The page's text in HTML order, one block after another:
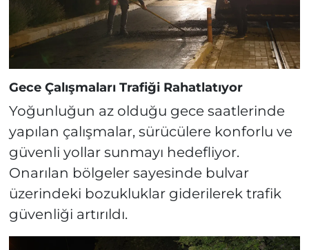
Gece Çalışmaları Trafiği Rahatlatıyor
Yoğunluğun az olduğu gece saatlerinde
yapılan çalışmalar, sürücülere konforlu ve
güvenli yollar sunmayı hedefliyor.
Onarılan bölgeler sayesinde bulvar
üzerindeki bozukluklar giderilerek trafik
güvenliği artırıldı.